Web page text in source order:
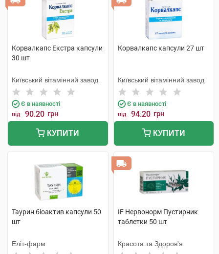
Корвалкапс Екстра капсули
30 шт
Київський вітамінний завод
Є в наявності
від 90.20 грн
КУПИТИ
Корвалкапс капсули 27 шт
Київський вітамінний завод
Є в наявності
від 94.20 грн
КУПИТИ
Таурин біоактив капсули 50
шт
Еліт-фарм
IF Нервонорм Пустирник
таблетки 50 шт
Красота та Здоров'я